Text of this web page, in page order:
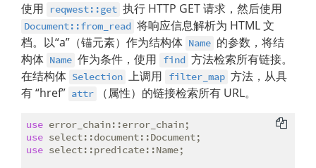
使用 reqwest::get 执行 HTTP GET 请求，然后使用
Document::from_read 将响应信息解析为 HTML 文
档。以“a”（锚元素）作为结构体 Name 的参数，将结
构体 Name 作为条件，使用 find 方法检索所有链接。
在结构体 Selection 上调用 filter_map 方法，从具
有 “href” attr （属性）的链接检索所有 URL。
use
use
use select::predicate::Name;